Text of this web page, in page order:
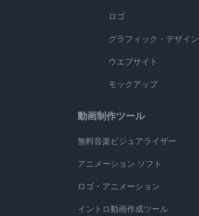
ロゴ
グラフィック・デザイン
ウエブサイト
モックアップ
動画制作ツール
無料音楽ビジュアライザー
アニメーション ソフト
ロゴ・アニメーション
イントロ動画作成ツール